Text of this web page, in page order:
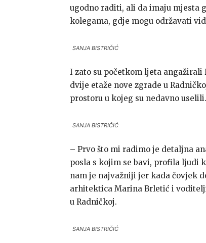
ugodno raditi, ali da imaju mjesta
kolegama, gdje mogu održavati
SANJA BISTRIČIĆ
I zato su početkom ljeta
dvije etaže nove zgrade u
prostoru u kojeg su nedavno uselili.
SANJA BISTRIČIĆ
– Prvo što mi radimo je detaljna
posla s kojim se bavi, profila ljudi
nam je najvažniji jer kada čovjek
arhitektica Marina Brletić i
u Radničkoj.
SANJA BISTRIČIĆ